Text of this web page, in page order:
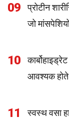
09
प्रोटीन
जो
10
आवश्यक
11 स्वस्थ वसा